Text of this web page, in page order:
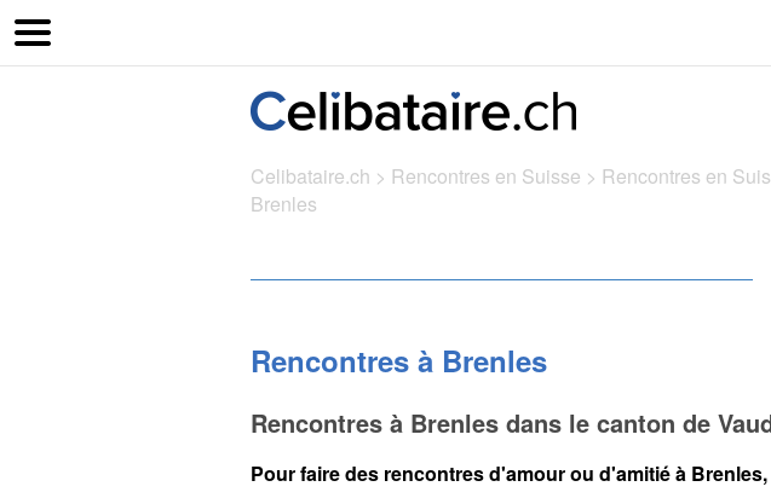
Celibataire.ch > Rencontres en Suisse > Rencontres en
Brenles
Rencontres à Brenles
Rencontres à Brenles dans le canton de
Pour faire des rencontres d'amour ou d'amitié à